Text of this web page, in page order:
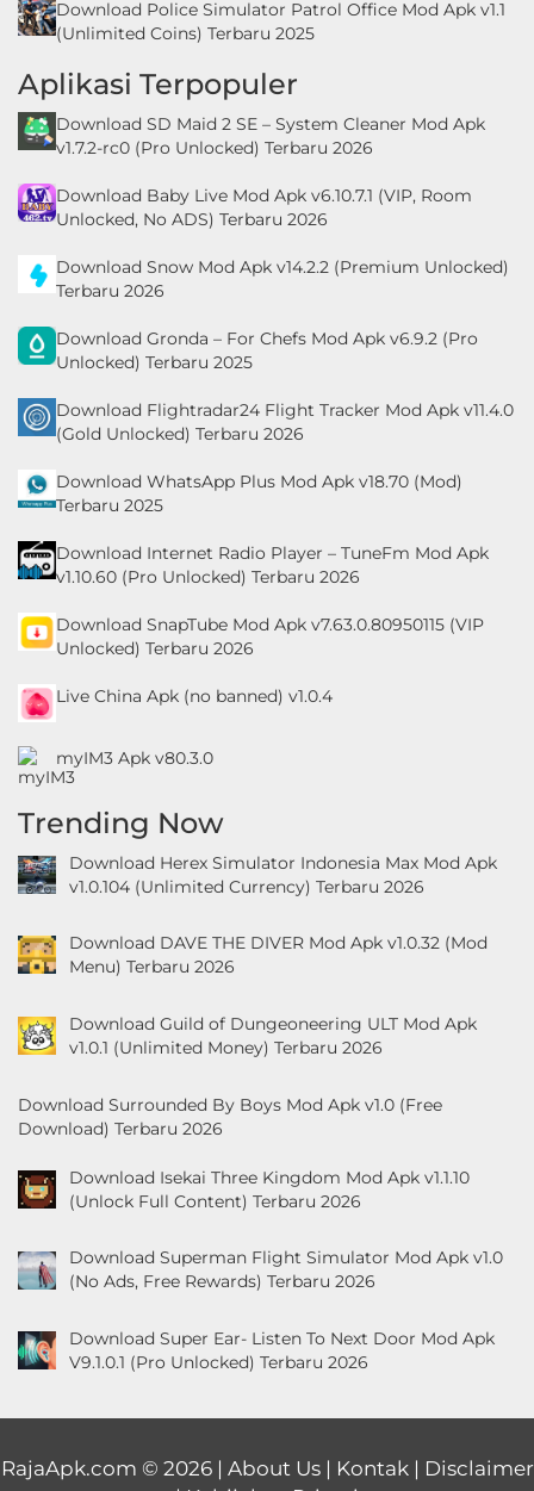
Download Police Simulator Patrol Office Mod Apk v1.1
(Unlimited Coins) Terbaru 2025
Aplikasi Terpopuler
Download SD Maid 2 SE – System Cleaner Mod Apk
v1.7.2-rc0 (Pro Unlocked) Terbaru 2026
Download Baby Live Mod Apk v6.10.7.1 (VIP, Room
Unlocked, No ADS) Terbaru 2026
Download Snow Mod Apk v14.2.2 (Premium Unlocked)
Terbaru 2026
Download Gronda – For Chefs Mod Apk v6.9.2 (Pro
Unlocked) Terbaru 2025
Download Flightradar24 Flight Tracker Mod Apk v11.4.0
(Gold Unlocked) Terbaru 2026
Download WhatsApp Plus Mod Apk v18.70 (Mod)
Terbaru 2025
Download Internet Radio Player – TuneFm Mod Apk
v1.10.60 (Pro Unlocked) Terbaru 2026
Download SnapTube Mod Apk v7.63.0.80950115 (VIP
Unlocked) Terbaru 2026
Live China Apk (no banned) v1.0.4
myIM3 Apk v80.3.0
Trending Now
Download Herex Simulator Indonesia Max Mod Apk
v1.0.104 (Unlimited Currency) Terbaru 2026
Download DAVE THE DIVER Mod Apk v1.0.32 (Mod
Menu) Terbaru 2026
Download Guild of Dungeoneering ULT Mod Apk
v1.0.1 (Unlimited Money) Terbaru 2026
Download Surrounded By Boys Mod Apk v1.0 (Free
Download) Terbaru 2026
Download Isekai Three Kingdom Mod Apk v1.1.10
(Unlock Full Content) Terbaru 2026
Download Superman Flight Simulator Mod Apk v1.0
(No Ads, Free Rewards) Terbaru 2026
Download Super Ear- Listen To Next Door Mod Apk
V9.1.0.1 (Pro Unlocked) Terbaru 2026
RajaApk.com © 2026 | About Us| Kontak| Disclaimer